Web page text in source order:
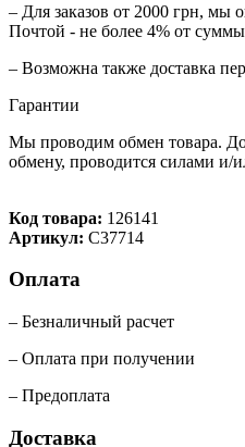
– Для заказов от 2000 грн, мы
Почтой - не более 4% от суммы
– Возможна также доставка
Гарантии
Мы проводим обмен товара.
обмену, проводится силами и/
Код товара: 126141
Артикул: C37714
Оплата
– Безналичный расчет
– Оплата при получении
– Предоплата
Доставка